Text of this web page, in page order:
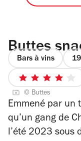
Buttes
Bars à vins
4
sur
5
étoiles
© Buttes
Emmené par un
qu’un gang de
l’été 2023 sous